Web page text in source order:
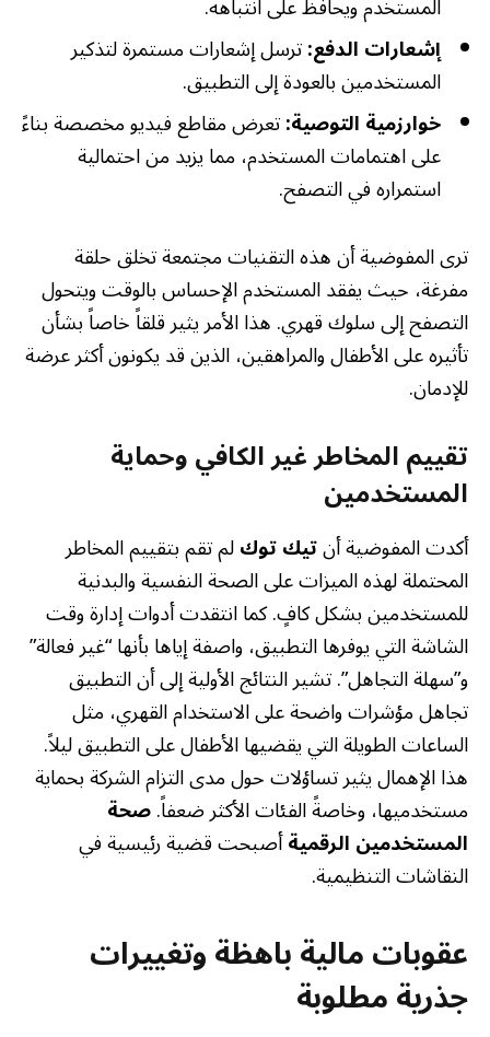
إشعارات الدفع:ترسل إشعارات مستمرة لتذكير
المستخدمين بالعودة إلى التطبيق.
خوارزمية التوصية:تعرض مقاطع فيديو مخصصة بناءً
على اهتمامات المستخدم، مما يزيد من احتمالية
استمراره في التصفح.
ترى المفوضية أن هذه التقنيات مجتمعة تخلق حلقة
مفرغة، حيث يفقد المستخدم الإحساس بالوقت ويتحول
التصفح إلى سلوك قهري. هذا الأمر يثير قلقاً خاصاً بشأن
تأثيره على الأطفال والمراهقين، الذين قد يكونون أكثر عرضة
للإدمان.
تقييم المخاطر غير الكافي وحماية
المستخدمين
أكدت المفوضية أنتيك توكلم تقم بتقييم المخاطر
المحتملة لهذه الميزات على الصحة النفسية والبدنية
للمستخدمين بشكل كافٍ. كما انتقدت أدوات إدارة وقت
الشاشة التي يوفرها التطبيق، واصفة إياها بأنها “غير فعالة”
و”سهلة التجاهل”. تشير النتائج الأولية إلى أن التطبيق
تجاهل مؤشرات واضحة على الاستخدام القهري، مثل
الساعات الطويلة التي يقضيها الأطفال على التطبيق ليلاً.
هذا الإهمال يثير تساؤلات حول مدى التزام الشركة بحماية
مستخدميها، وخاصةً الفئات الأكثر ضعفاً.صحة
المستخدمين الرقميةأصبحت قضية رئيسية في
النقاشات التنظيمية.
عقوبات مالية باهظة وتغييرات
جذرية مطلوبة